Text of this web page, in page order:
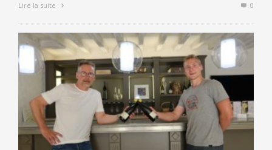
Lire la suite 0